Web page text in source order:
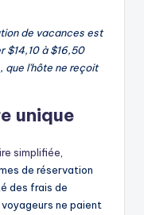
de vacances est
$14,10 à $16,50
que l'hôte ne reçoit
unique
simplifiée,
de réservation
des frais de
ne paient